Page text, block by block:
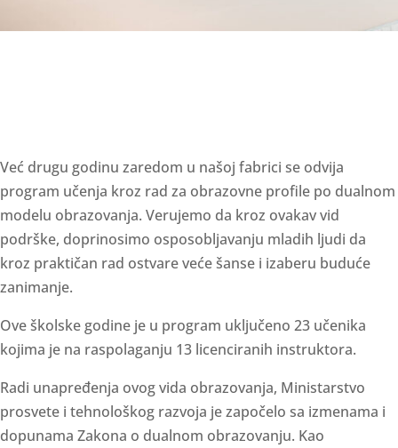
Već drugu godinu zaredom u našoj fabrici se odvija
program učenja kroz rad za obrazovne profile po dualnom
modelu obrazovanja. Verujemo da kroz ovakav vid
podrške, doprinosimo osposobljavanju mladih ljudi da
kroz praktičan rad ostvare veće šanse i izaberu buduće
zanimanje.
Ove školske godine je u program uključeno 23 učenika
kojima je na raspolaganju 13 licenciranih instruktora.
Radi unapređenja ovog vida obrazovanja, Ministarstvo
prosvete i tehnološkog razvoja je započelo sa izmenama i
dopunama Zakona o dualnom obrazovanju. Kao